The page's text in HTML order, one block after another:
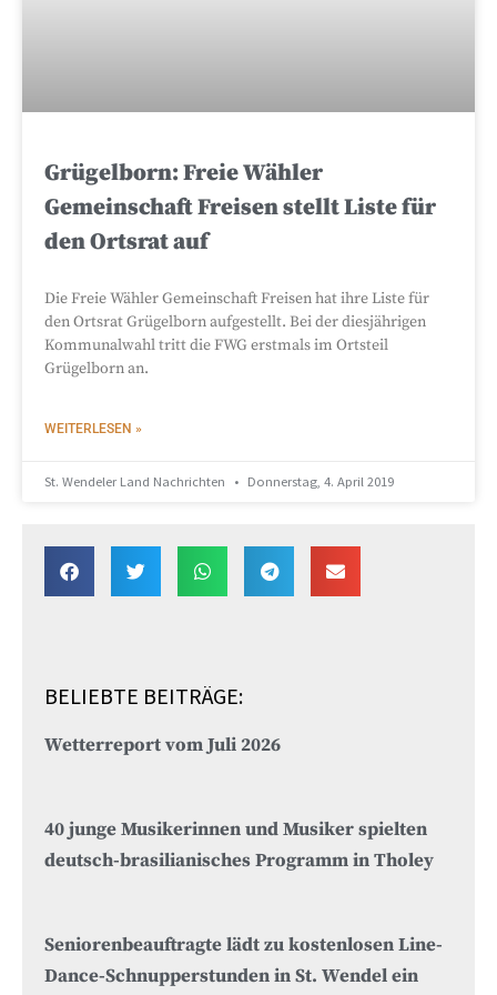
Grügelborn: Freie Wähler
Gemeinschaft Freisen stellt Liste für
den Ortsrat auf
Die Freie Wähler Gemeinschaft Freisen hat ihre Liste für
den Ortsrat Grügelborn aufgestellt. Bei der diesjährigen
Kommunalwahl tritt die FWG erstmals im Ortsteil
Grügelborn an.
WEITERLESEN »
St. Wendeler Land Nachrichten Donnerstag, 4. April 2019
BELIEBTE BEITRÄGE:
Wetterreport vom Juli 2026
40 junge Musikerinnen und Musiker spielten
deutsch-brasilianisches Programm in Tholey
Seniorenbeauftragte lädt zu kostenlosen Line-
Dance-Schnupperstunden in St. Wendel ein